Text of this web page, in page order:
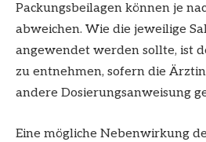
Packungsbeilagen können je
abweichen. Wie die jeweilige
angewendet werden sollte, ist
zu entnehmen, sofern die
andere Dosierungsanweisung
Eine mögliche Nebenwirkung